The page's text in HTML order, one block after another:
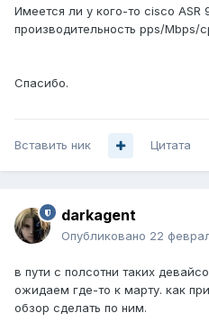
Имеется ли у кого-то cisco ASR
производительность pps/Mbps/
Спасибо.
Вставить ник Цитата
darkagent
Опубликовано 22
в пути с полсотни таких
ожидаем где-то к марту. как
обзор сделать по ним.